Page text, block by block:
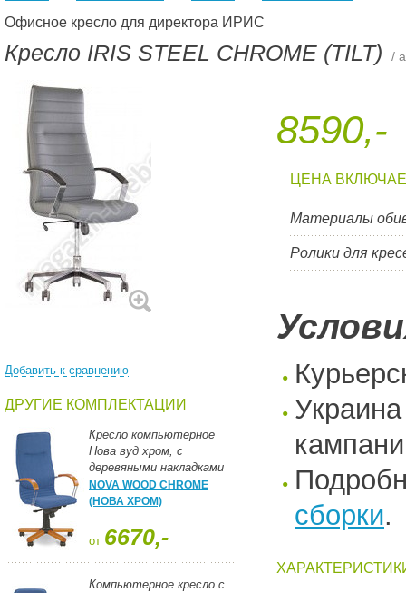
Офисное кресло для директора ИРИС
Кресло IRIS STEEL CHROME (TILT) /
Добавить к сравнению
ДРУГИЕ КОМПЛЕКТАЦИИ
Кресло компьютерное
Нова вуд хром, с
деревяными накладками
на подлокотниках.
NOVA WOOD CHROME
(НОВА ХРОМ)
от 6670,-
Компьютерное кресло с
8590,-
ЦЕНА
Материалы
Ролики для
сборки.